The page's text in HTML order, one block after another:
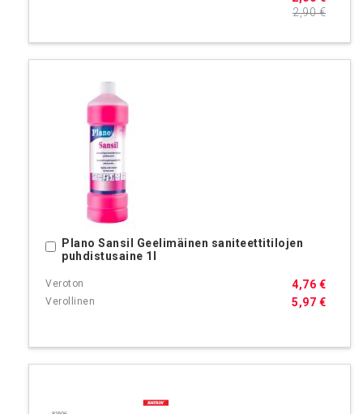
2,90 €
Plano Sansil Geelimäinen saniteettitilojen
puhdistusaine 1l
5,97 €
4,76 €
Ostoskoriin